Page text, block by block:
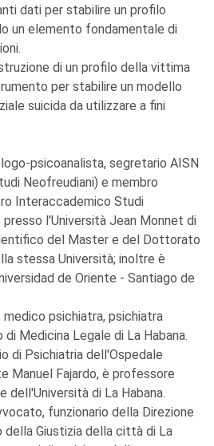
dati per stabilire un profilo
un elemento fondamentale di
di un profilo della vittima
per stabilire un modello
suicida da utilizzare a fini
psicoanalista, segretario AISN
Neofreudiani) e membro
Interaccademico Studi
l'Università Jean Monnet di
del Master e del Dottorato
stessa Università; inoltre è
de Oriente - Santiago de
medico psichiatra, psichiatra
Medicina Legale di La Habana.
di Psichiatria dell'Ospedale
Manuel Fajardo, è professore
dell'Università di La Habana.
funzionario della Direzione
Giustizia della città di La